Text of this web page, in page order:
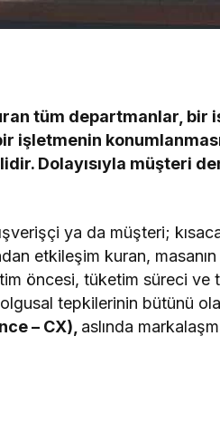
tüm departmanlar, bir
işletmenin
Dolayısıyla müşteri
ya da müşteri;
etkileşim kuran,
öncesi, tüketim süreci ve
tepkilerinin bütünü
– CX), aslında